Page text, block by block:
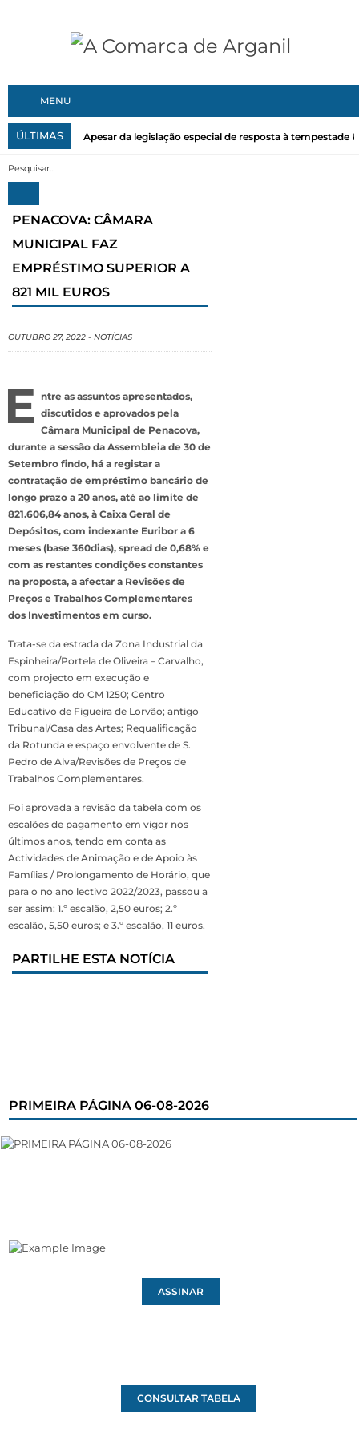
MENU
ÚLTIMAS Apesar da legislação especial de resposta à tempestade
PENACOVA: CÂMARA
MUNICIPAL FAZ
EMPRÉSTIMO SUPERIOR A
821 MIL EUROS
OUTUBRO 27, 2022 - NOTÍCIAS
E ntre as assuntos apresentados,
discutidos e aprovados pela
Câmara Municipal de Penacova,
durante a sessão da Assembleia de 30 de
Setembro findo, há a registar a
contratação de empréstimo bancário de
longo prazo a 20 anos, até ao limite de
821.606,84 anos, à Caixa Geral de
Depósitos, com indexante Euribor a 6
meses (base 360dias), spread de 0,68% e
com as restantes condições constantes
na proposta, a afectar a Revisões de
Preços e Trabalhos Complementares
dos Investimentos em curso.
Trata-se da estrada da Zona Industrial da
Espinheira/Portela de Oliveira – Carvalho,
com projecto em execução e
beneficiação do CM 1250; Centro
Educativo de Figueira de Lorvão; antigo
Tribunal/Casa das Artes; Requalificação
da Rotunda e espaço envolvente de S.
Pedro de Alva/Revisões de Preços de
Trabalhos Complementares.
Foi aprovada a revisão da tabela com os
escalões de pagamento em vigor nos
últimos anos, tendo em conta as
Actividades de Animação e de Apoio às
Famílias / Prolongamento de Horário, que
para o no ano lectivo 2022/2023, passou a
ser assim: 1.º escalão, 2,50 euros; 2.º
escalão, 5,50 euros; e 3.º escalão, 11 euros.
PARTILHE ESTA NOTÍCIA
PRIMEIRA PÁGINA 06-08-2026
ASSINAR
CONSULTAR TABELA